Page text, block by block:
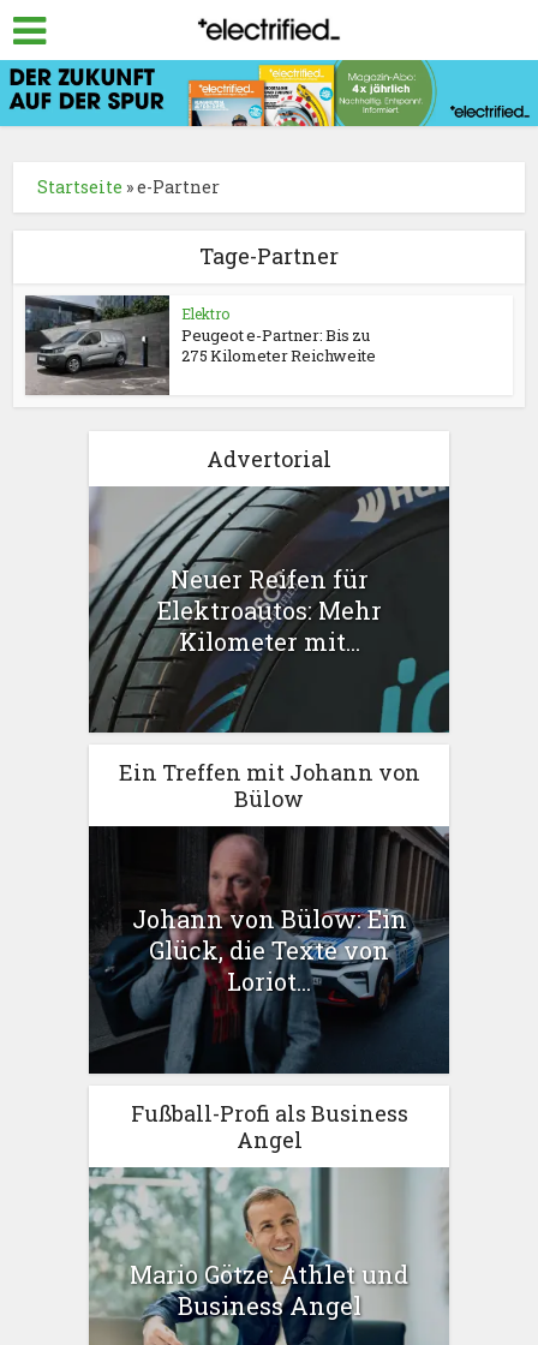
Startseite »e-Partner
Tage-Partner
Elektro
Peugeot e-Partner: Bis zu
275 Kilometer Reichweite
Advertorial
Neuer Reifen für
Elektroautos: Mehr
Kilometer mit...
Ein Treffen mit Johann von
Bülow
Johann von Bülow: Ein
Glück, die Texte von
Loriot...
Fußball-Profi als Business
Angel
Mario Götze: Athlet und
Business Angel